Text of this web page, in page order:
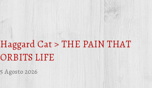
Haggard Cat > THE PAIN THAT
ORBITS LIFE
5 Agosto 2026